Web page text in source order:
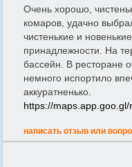
Очень хорошо,
комаров, удачно
чистенькие и
принадлежности. На
бассейн. В ресторане
немного испортило
аккуратненько.
https://
написать отзыв или